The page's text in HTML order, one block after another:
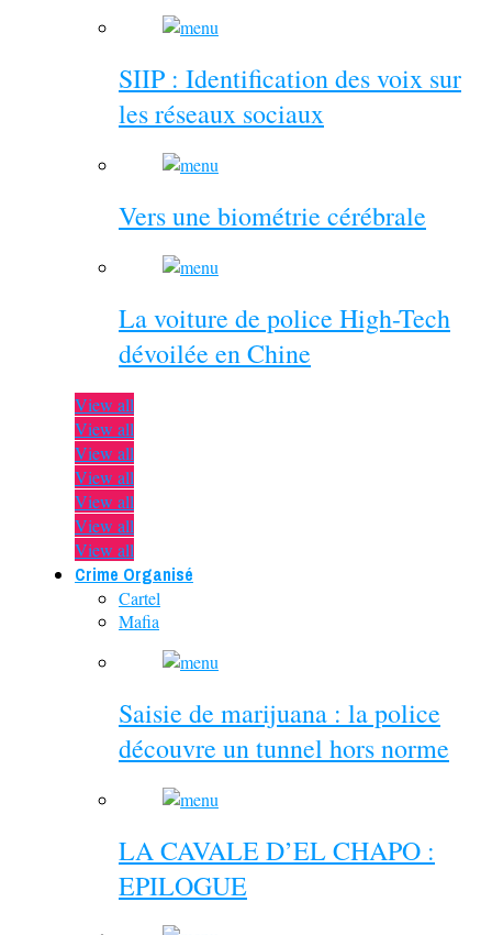
SIIP : Identification des voix sur
les réseaux sociaux
Vers une biométrie cérébrale
La voiture de police High-Tech
dévoilée en Chine
View all
View all
View all
View all
View all
View all
View all
Crime Organisé
Cartel
Mafia
Saisie de marijuana : la police
découvre un tunnel hors norme
LA CAVALE D’EL CHAPO :
EPILOGUE